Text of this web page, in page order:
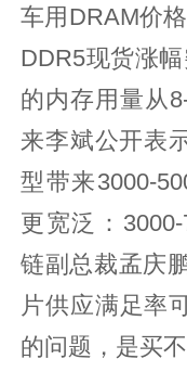
车用DRAM价
DDR5现货涨
的内存用量从
来李斌公开表
型带来3000-
更宽泛：
链副总裁孟庆
片供应满足率
的问题，是买